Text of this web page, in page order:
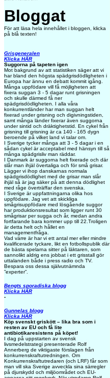
Bloggat
För att läsa hela innehållet i bloggen, klicka
på blå texten!
Grisgeneralen
Klicka HÄR
Suggorna på tapeten igen
Mot bakgrund av att statistiken säger att vi
har bland den högsta spädgrisdödligheten i
Europa har ännu en debatt kommit igång.
Många uppfödare vill få möjligheten att
fixera suggan 3 - 5 dagar runt grisningen
och skulle därmed få ner
spädgrisdödligheten. I alla våra
konkurrentländer har man suggan helt
fixerad under grisning och digivningstiden,
samt många länder fixerar även suggorna
under sintid och dräktighetstid. En cykel från
grisning till grisning är ca 140 - 165 dygn
beroende på vilket land vi talar om.
I Sverige tycker många att 3 - 5 dagar i en
sådan cykel är acceptabel med hänsyn till så
många spädgrisliv man räddar.
I Danmark är suggorna helt fixerade och där
slår man ihjäl övertaliga och för små grisar.
Lägger vi ihop danskarnas normala
spädgrisdödlighet med de grisar man slår
ihjäl så är jag säker på att denna dödlighet
med råge överträffar den svenska.
I Sverige är uppfattningarna olika hos
uppfödare. Jag vet att skickliga
smågrisuppfödare med lösgående suggor
har produktionsresultat som ligger runt 30
smågrisar per sugga och år, medan andra
fortfarande bara kommer upp till 22.Troligen
är detta helt och hållet en
managementfråga.
Vad värre är har vi ett antal mer eller mindre
kvalificerade tyckare, likt en fotbollspublik där
de bästa spelarna sitter på läktaren, som
sannolikt aldrig ens jobbat i ett grisstall gör
uttalanden både i press radio och TV.
Bespara oss dessa självutnämnda
”experter”.
Bengts sporadiska blogg
Klicka HÄR
-
Gunnelas blogg
Klicka HÄR
Köp svenskt griskött – lika bra som i
resten av EU och få lite
antibiotikaresistens på köpet!
I dag på uppstarten av svensk
livsmedelstrategi presenterade Rolf
Annerberg de viktigaste förslagen från
konkurrenskraftutredningen. Om
Konkurrenskraftutredaren (och LRF) får som
man vill ska Sverige avveckla sina särregler
på djurskydd och miljöområdet och EU-